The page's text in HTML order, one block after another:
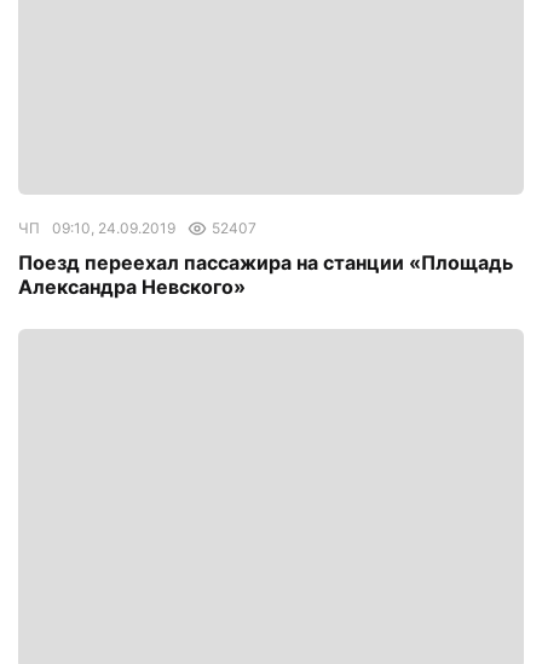
ЧП 09:10, 24.09.2019 52407
Поезд переехал пассажира на станции «Площадь
Александра Невского»